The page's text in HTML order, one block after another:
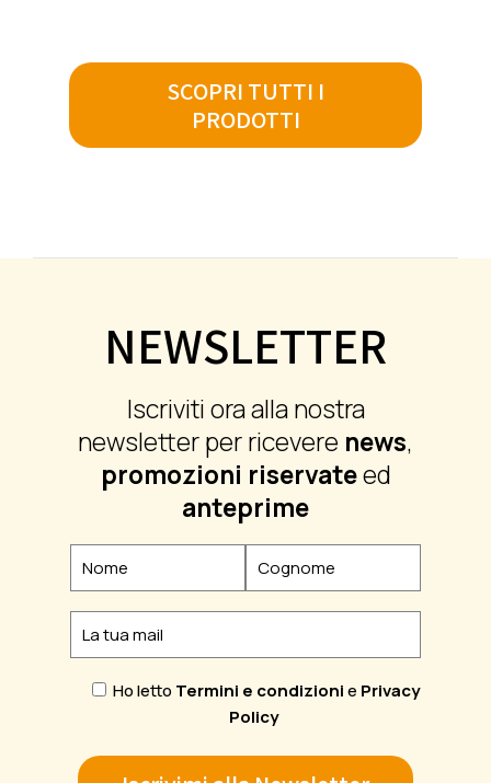
SCOPRI TUTTI I
PRODOTTI
NEWSLETTER
Iscriviti ora alla nostra
newsletter per ricevere news,
promozioni riservateed
anteprime
Ho letto Termini e condizionie Privacy
Policy